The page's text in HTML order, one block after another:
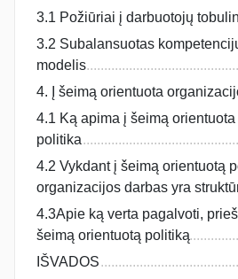
3.1 Požiūriai į darbuotojų
3.2 Subalansuotas
modelis
4. Į šeimą orientuota
4.1 Ką apima į šeimą
politika
4.2 Vykdant į šeimą orientuotą
organizacijos darbas yra
4.3Apie ką verta pagalvoti,
šeimą orientuotą politiką
IŠVADOS